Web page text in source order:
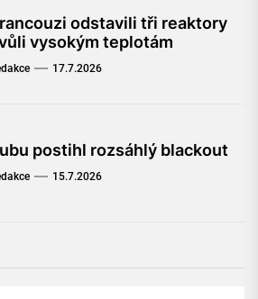
odstavili tři reaktory
vysokým teplotám
17.7.2026
postihl rozsáhlý blackout
15.7.2026